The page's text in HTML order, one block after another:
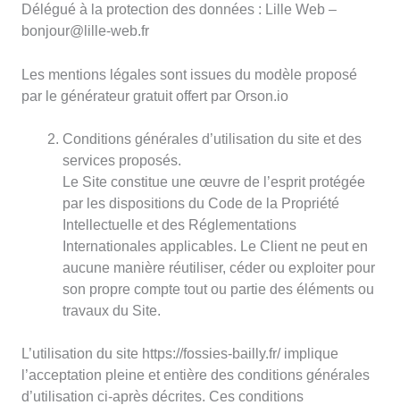
Délégué à la protection des données : Lille Web –
bonjour@lille-web.fr
Les mentions légales sont issues du modèle proposé
par le générateur gratuit offert par Orson.io
Conditions générales d’utilisation du site et des
services proposés.
Le Site constitue une œuvre de l’esprit protégée
par les dispositions du Code de la Propriété
Intellectuelle et des Réglementations
Internationales applicables. Le Client ne peut en
aucune manière réutiliser, céder ou exploiter pour
son propre compte tout ou partie des éléments ou
travaux du Site.
L’utilisation du site https://fossies-bailly.fr/ implique
l’acceptation pleine et entière des conditions générales
d’utilisation ci-après décrites. Ces conditions